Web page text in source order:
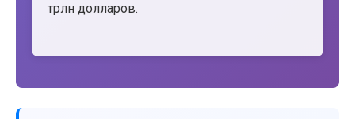
трлн долларов.